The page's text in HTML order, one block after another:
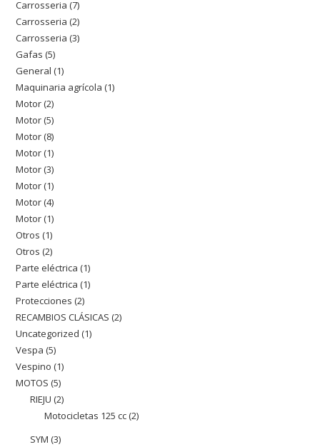
Carrosseria 77
productos
Carrosseria 22
productos
Carrosseria 33
Gafas 55
productos
General 11
producto
Maquinaria agrícola 11
Motor 22
productos
Motor 55
productos
Motor 88
productos
Motor 11
producto
Motor 33
productos
Motor 11
producto
Motor 44
productos
Motor 11
producto
Otros 11
producto
Otros 22
productos
Parte eléctrica 11
producto
Parte eléctrica 11
Protecciones 22
productos
RECAMBIOS CLÁSICAS 22
Uncategorized 11
Vespa 55
productos
Vespino 11
MOTOS 55
productos
RIEJU 22
productos
Motocicletas 125 cc 22
SYM 33